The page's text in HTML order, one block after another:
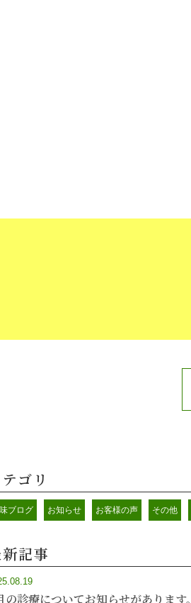
ゴリ
ブログ お知らせ お客様の声 その他
記事
の診療についてお知らせがあります。